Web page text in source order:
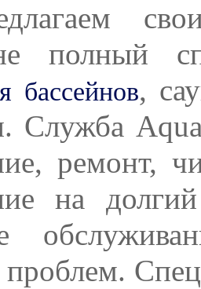
полный
бассейнов,
Служба
ремонт,
на